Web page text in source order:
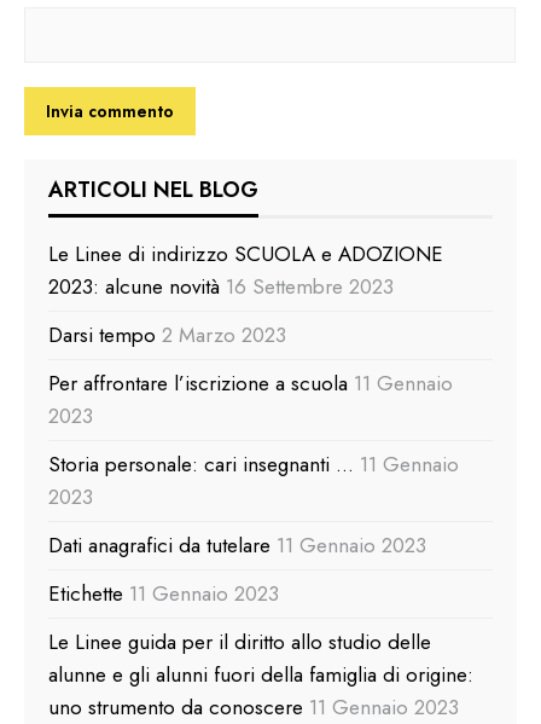
ARTICOLI NEL BLOG
Le Linee di indirizzo SCUOLA e ADOZIONE
2023: alcune novità 16 Settembre 2023
Darsi tempo 2 Marzo 2023
Per affrontare l’iscrizione a scuola 11 Gennaio
2023
Storia personale: cari insegnanti … 11 Gennaio
2023
Dati anagrafici da tutelare 11 Gennaio 2023
Etichette 11 Gennaio 2023
Le Linee guida per il diritto allo studio delle
alunne e gli alunni fuori della famiglia di origine:
uno strumento da conoscere 11 Gennaio 2023